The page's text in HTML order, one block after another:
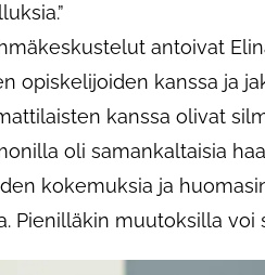
antoivat
opiskelijoiden kanssa ja
kanssa olivat
oli samankaltaisia
kokemuksia ja
Pienilläkin muutoksilla voi